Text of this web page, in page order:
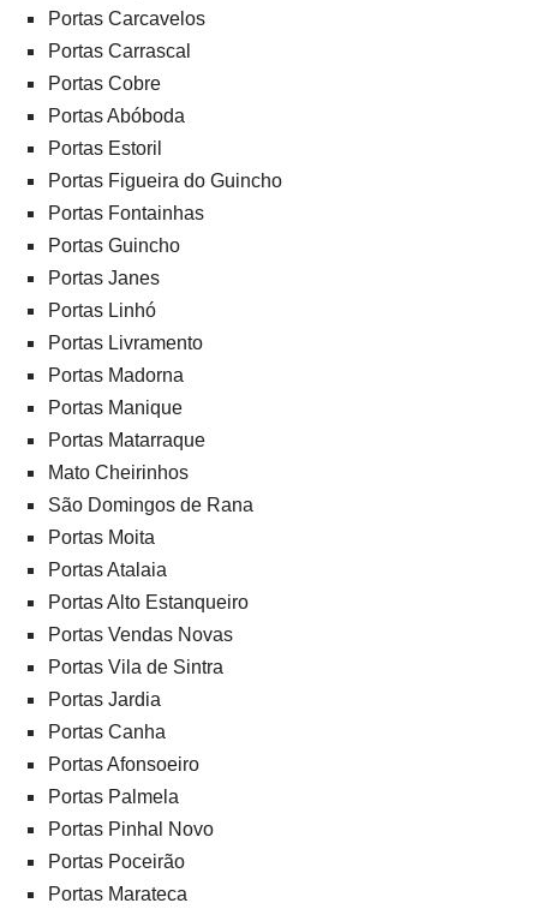
Portas Carcavelos
Portas Carrascal
Portas Cobre
Portas Abóboda
Portas Estoril
Portas Figueira do Guincho
Portas Fontainhas
Portas Guincho
Portas Janes
Portas Linhó
Portas Livramento
Portas Madorna
Portas Manique
Portas Matarraque
Mato Cheirinhos
São Domingos de Rana
Portas Moita
Portas Atalaia
Portas Alto Estanqueiro
Portas Vendas Novas
Portas Vila de Sintra
Portas Jardia
Portas Canha
Portas Afonsoeiro
Portas Palmela
Portas Pinhal Novo
Portas Poceirão
Portas Marateca